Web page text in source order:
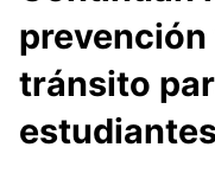
tránsito